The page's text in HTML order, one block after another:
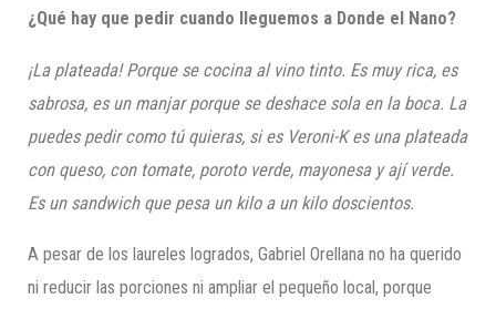
¿Qué hay que pedir cuando lleguemos a Donde el Nano?
¡La plateada! Porque se cocina al vino tinto. Es muy rica, es
sabrosa, es un manjar porque se deshace sola en la boca. La
puedes pedir como tú quieras, si es Veroni-K es una plateada
con queso, con tomate, poroto verde, mayonesa y ají verde.
Es un sandwich que pesa un kilo a un kilo doscientos.
A pesar de los laureles logrados, Gabriel Orellana no ha querido
ni reducir las porciones ni ampliar el pequeño local, porque